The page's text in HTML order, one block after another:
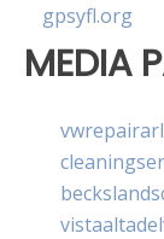
gpsyfl.org
MEDIA